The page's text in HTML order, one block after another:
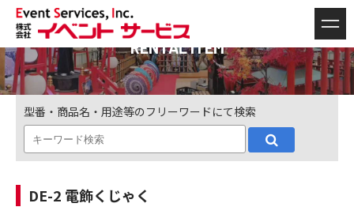
RENTAL ITEM
型番・商品名・用途等のフリーワードにて検索
DE-2 電飾くじゃく